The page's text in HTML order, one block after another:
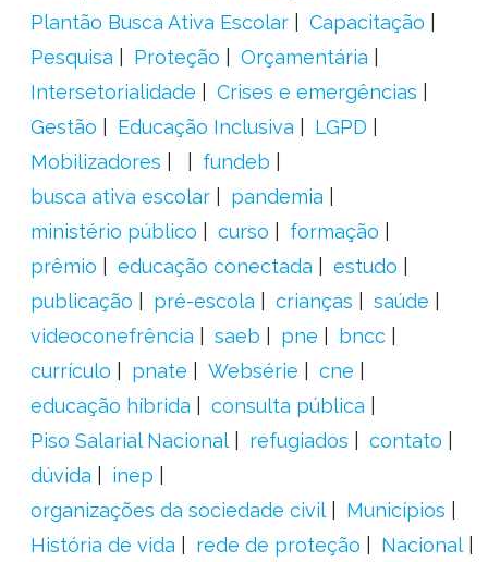
Plantão Busca Ativa Escolar
Capacitação
Pesquisa
Proteção
Orçamentária
Intersetorialidade
Crises e emergências
Gestão
Educação Inclusiva
LGPD
Mobilizadores
fundeb
busca ativa escolar
pandemia
ministério público
curso
formação
prêmio
educação conectada
estudo
publicação
pré-escola crianças
saúde
videoconefrência
saeb pne
bncc
currículo
pnate Websérie
cne
educação híbrida
consulta pública
Piso Salarial Nacional
refugiados
contato
dúvida
inep
organizações da sociedade civil
Municípios
História de vida
rede de proteção Nacional